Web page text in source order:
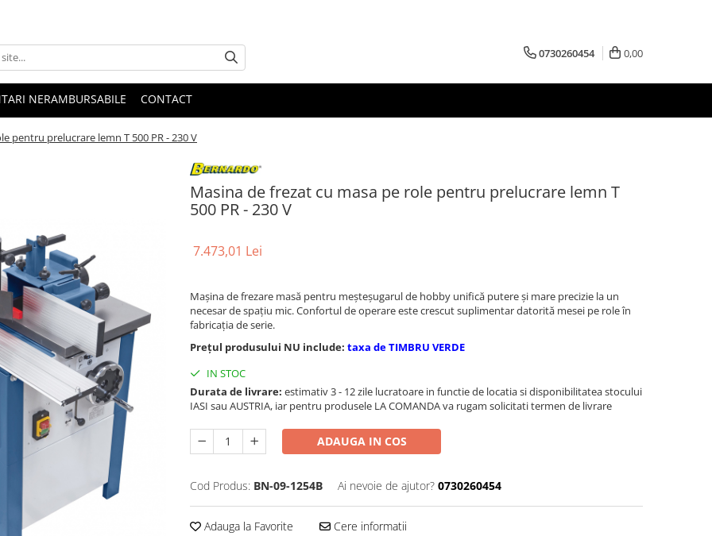
0730260454 0,00
NERAMBURSABILE CONTACT
pentru prelucrare lemn T 500 PR - 230 V
Masina de frezat cu masa pe role pentru prelucrare lemn T
500 PR - 230 V
7.473,01 Lei
Maşina de frezare masă pentru meşteşugarul de hobby unifică putere şi mare precizie la un
necesar de spaţiu mic. Confortul de operare este crescut suplimentar datorită mesei pe role în
fabricaţia de serie.
Prețul produsului NU include: taxa de TIMBRU VERDE
IN STOC
Durata de livrare: estimativ 3 - 12 zile lucratoare in functie de locatia si disponibilitatea stocului
IASI sau AUSTRIA, iar pentru produsele LA COMANDA va rugam solicitati termen de livrare
ADAUGA IN COS
Cod Produs: BN-09-1254B Ai nevoie de ajutor? 0730260454
Adauga la Favorite Cere informatii